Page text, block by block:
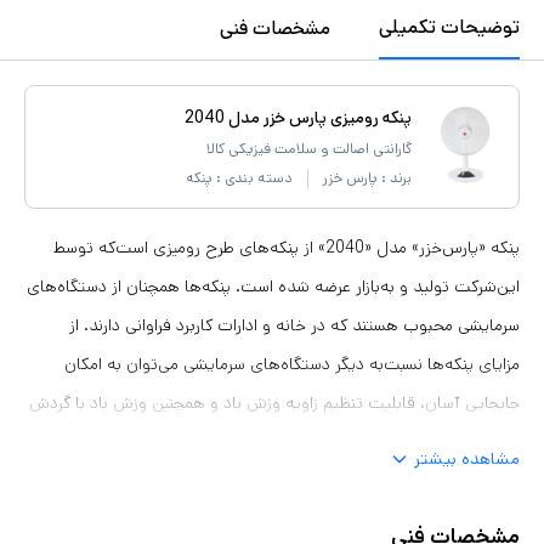
توضیحات تکمیلی مشخصات فنی
پنکه رومیزی پارس خزر مدل 2040
گارانتی اصالت و سلامت فیزیکی کالا
برند : پارس خزر دسته بندی : پنکه
پنکه «پارس‌خزر» مدل «2040» از پنکه‌های طرح رومیزی است‌که توسط
این‌شرکت تولید و‌ به‌بازار عرضه شده است. پنکه‌ها همچنان از دستگاه‌های
سرمایشی محبوب هستند که در خانه و ادارات کاربرد فراوانی دارند. از
مزایای پنکه‌ها نسبت‌به دیگر دستگاه‌های سرمایشی می‌توان به امکان
جابجایی آسان، قابلیت تنظیم زاویه وزش باد و همچنین وزش باد با گردش
پایه، قادر به خاموش و روشن کردن و تغییر تنظیمات دستگاه است.
مشاهده بیشتر
مشخصات فنی